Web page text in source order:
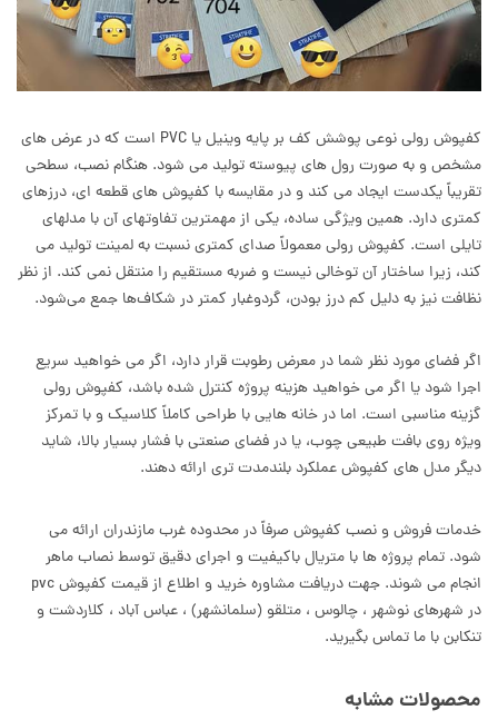
کفپوش رولی نوعی پوشش کف بر پایه وینیل یا PVC است که در عرض های
مشخص و به صورت رول های پیوسته تولید می شود. هنگام نصب، سطحی
تقریباً یکدست ایجاد می کند و در مقایسه با کفپوش های قطعه ای، درزهای
کمتری دارد. همین ویژگی ساده، یکی از مهمترین تفاوتهای آن با مدلهای
تایلی است. کفپوش رولی معمولاً صدای کمتری نسبت به لمینت تولید می
کند، زیرا ساختار آن توخالی نیست و ضربه مستقیم را منتقل نمی کند. از نظر
نظافت نیز به دلیل کم درز بودن، گردوغبار کمتر در شکاف‌ها جمع می‌شود.
اگر فضای مورد نظر شما در معرض رطوبت قرار دارد، اگر می خواهید سریع
اجرا شود یا اگر می خواهید هزینه پروژه کنترل شده باشد، کفپوش رولی
گزینه مناسبی است. اما در خانه هایی با طراحی کاملاً کلاسیک و با تمرکز
ویژه روی بافت طبیعی چوب، یا در فضای صنعتی با فشار بسیار بالا، شاید
دیگر مدل های کفپوش عملکرد بلندمدت تری ارائه دهند.
خدمات فروش و نصب کفپوش صرفاً در محدوده غرب مازندران ارائه می
شود. تمام پروژه ها با متریال باکیفیت و اجرای دقیق توسط نصاب ماهر
انجام می شوند. جهت دریافت مشاوره خرید و اطلاع از قیمت کفپوش pvc
در شهرهای نوشهر ، چالوس ، متلقو (سلمانشهر) ، عباس آباد ، کلاردشت و
تنکابن با ما تماس بگیرید.
محصولات مشابه